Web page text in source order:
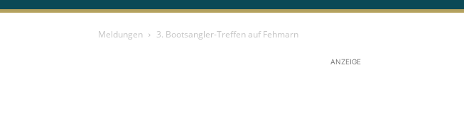
Meldungen 3. Bootsangler-Treffen auf Fehmarn
ANZEIGE